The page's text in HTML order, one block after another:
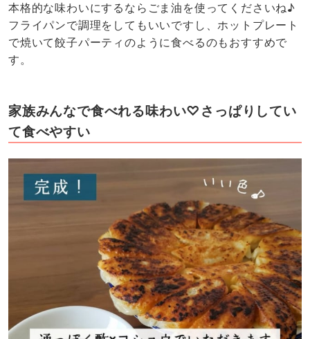
本格的な味わいにするならごま油を使ってくださいね♪
フライパンで調理をしてもいいですし、ホットプレート
で焼いて餃子パーティのように食べるのもおすすめで
す。
家族みんなで食べれる味わい♡さっぱりしてい
て食べやすい